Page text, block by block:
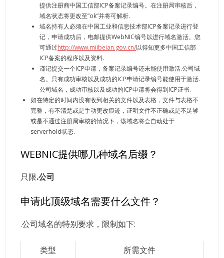
提供注册商中国工信部ICP备案记录编号。在注册局审核后，
域名状态将更改至”ok”并将可解析.
域名持有人必须在中国工业和信息技术部ICP备案记录进行登
记，申请成功后，电邮提供WebNIC编号以进行域名激活。您
可通过http://www.miibeian.gov.cn/以得知更多中国工信部
ICP备案的程序以及资料.
谨记提交一个ICP申请，备案记录编号还未能使用激活.公司域
名。只有成功审核以及成功的ICP申请记录编号能使用于激活.
公司域名，成功审核以及成功的ICP申请将会得到ICP证书.
如在特定的时间内没有收到相关的文件以及表格，文件与表格不
完整，有不清楚或是手动更改痕迹，证明文件不正确或是不足够
或是不通过注册局审核的情况下，该域名将会自动处于
serverhold状态.
WEBNIC提供哪几种域名后缀？
只限.公司
申请此顶级域名需要什么文件？
.公司域名的特别要求，限制如下:
类型
所需文件